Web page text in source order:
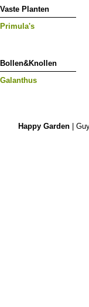
Vaste Planten
Primula's
Bollen&Knollen
Galanthus
Happy Garden|